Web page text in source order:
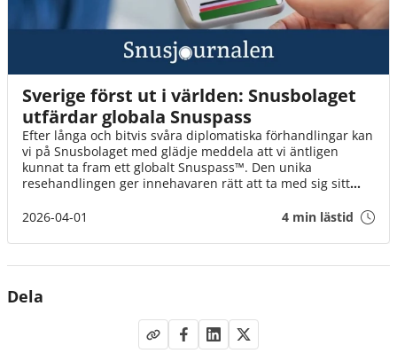
Sverige först ut i världen: Snusbolaget
utfärdar globala Snuspass
Efter långa och bitvis svåra diplomatiska förhandlingar kan
vi på Snusbolaget med glädje meddela att vi äntligen
kunnat ta fram ett globalt Snuspass™. Den unika
resehandlingen ger innehavaren rätt att ta med sig sitt
med idag den 1 april klockan 08.00.
2026-04-01 4 min lästid
Dela